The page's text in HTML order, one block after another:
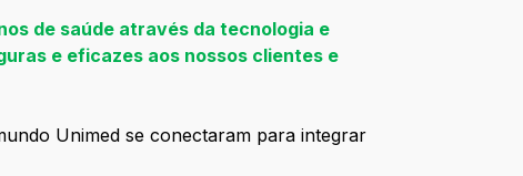
de saúde através da tecnologia e
e eficazes aos nossos clientes e
Unimed se conectaram para integrar